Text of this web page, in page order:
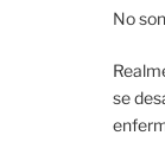
No
se